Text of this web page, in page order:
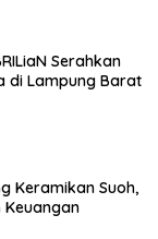
Serahkan
di Lampung Barat
Keramikan Suoh,
Keuangan